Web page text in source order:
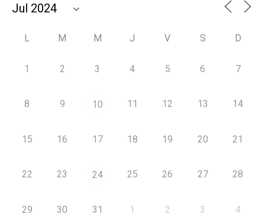
L M M J V S D
1 2 3 4 5 6 7
8 9 10 11 12 13 14
15 16 17 18 19 20 21
22 23 24 25 26 27 28
29 30 31 1 2 3 4